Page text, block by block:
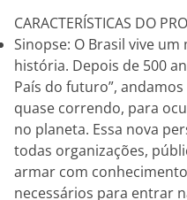
CARACTERÍSTICAS DO
Sinopse: O Brasil vive
história. Depois de 500
País do futuro”,
quase correndo, para
no planeta. Essa nova
todas organizações,
armar com
necessários para entrar